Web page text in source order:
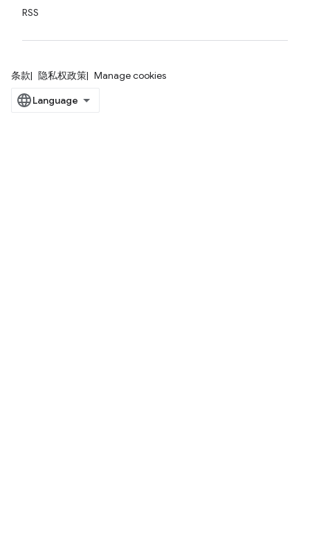
RSS
条款 隐私权政策 Manage cookies